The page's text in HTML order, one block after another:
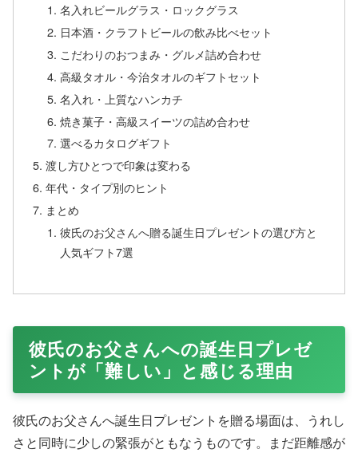
名入れビールグラス・ロックグラス
日本酒・クラフトビールの飲み比べセット
こだわりのおつまみ・グルメ詰め合わせ
高級タオル・今治タオルのギフトセット
名入れ・上質なハンカチ
焼き菓子・高級スイーツの詰め合わせ
選べるカタログギフト
渡し方ひとつで印象は変わる
年代・タイプ別のヒント
まとめ
彼氏のお父さんへ贈る誕生日プレゼントの選び方と
人気ギフト7選
彼氏のお父さんへの誕生日プレゼ
ントが「難しい」と感じる理由
彼氏のお父さんへ誕生日プレゼントを贈る場面は、うれし
さと同時に少しの緊張がともなうものです。まだ距離感が